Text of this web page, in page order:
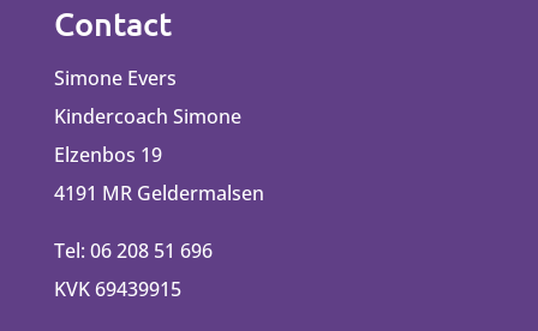
Contact
Simone Evers
Kindercoach Simone
Elzenbos 19
4191 MR Geldermalsen
Tel: 06 208 51 696
KVK 69439915